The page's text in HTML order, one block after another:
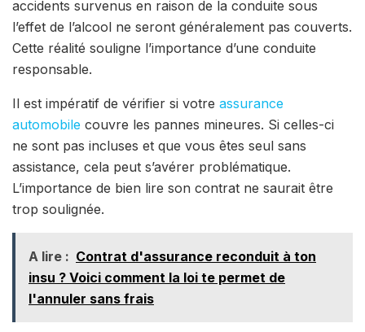
accidents survenus en raison de la conduite sous
l’effet de l’alcool ne seront généralement pas couverts.
Cette réalité souligne l’importance d’une conduite
responsable.
Il est impératif de vérifier si votre assurance
automobile couvre les pannes mineures. Si celles-ci
ne sont pas incluses et que vous êtes seul sans
assistance, cela peut s’avérer problématique.
L’importance de bien lire son contrat ne saurait être
trop soulignée.
A lire : Contrat d'assurance reconduit à ton
insu ? Voici comment la loi te permet de
l'annuler sans frais